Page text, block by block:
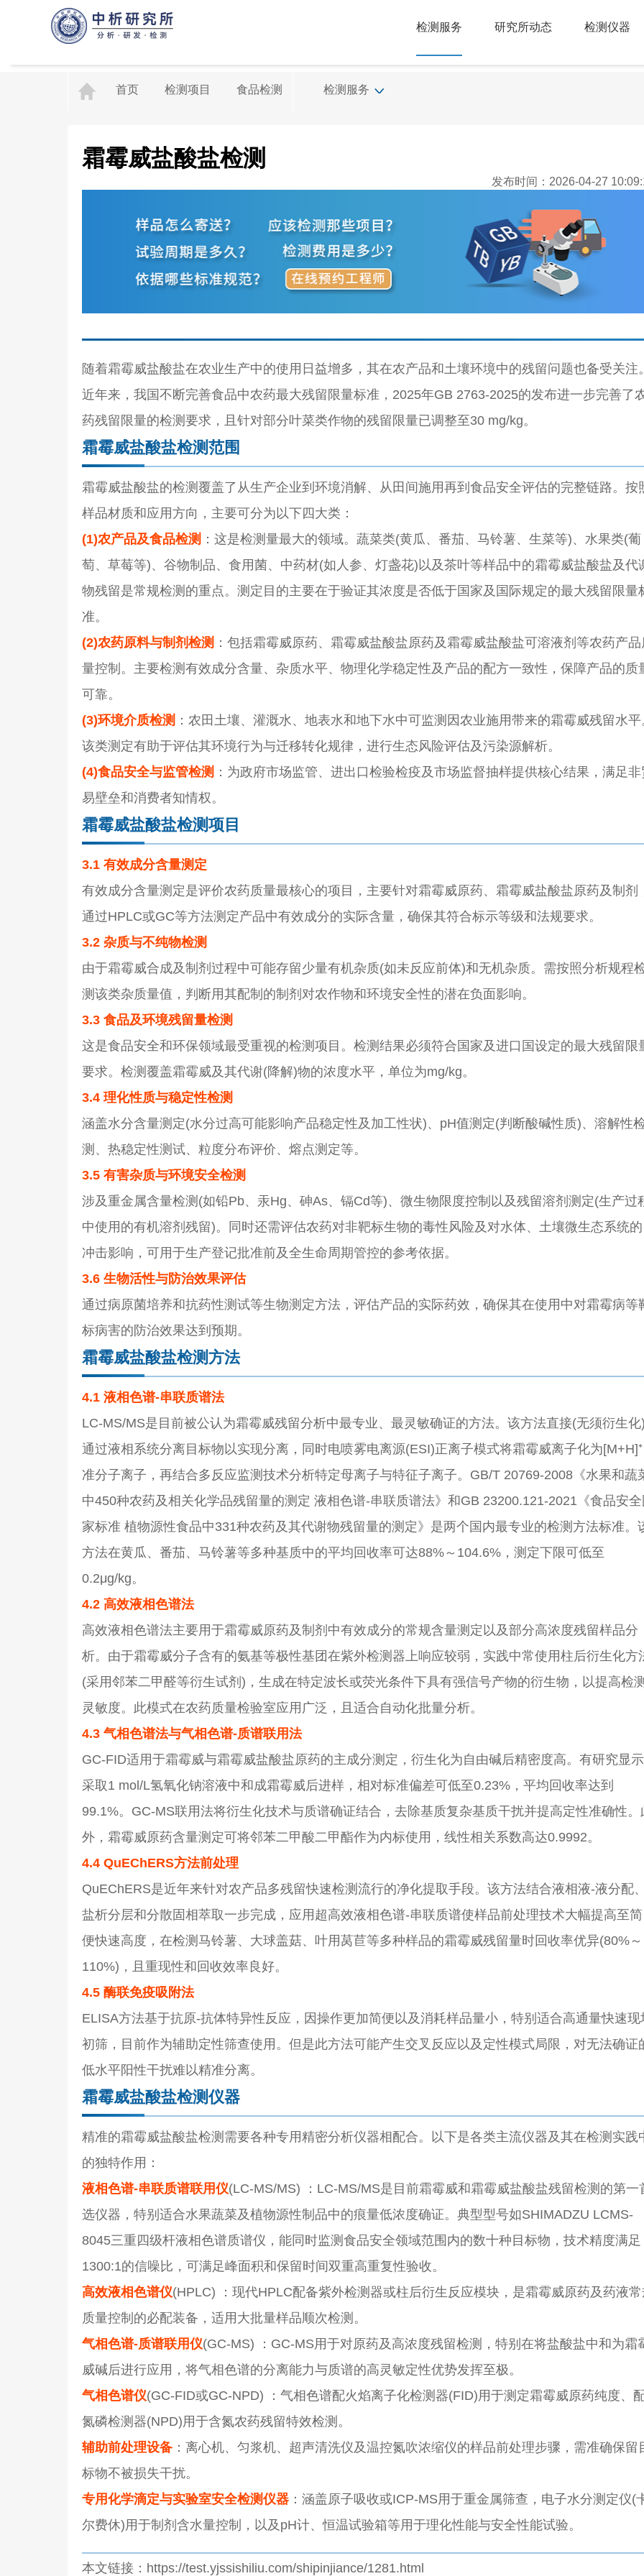
检测服务 研究所动态 检测仪器
首页 检测项目 食品检测 检测服务
霜霉威盐酸盐检测
发布时间：2026-04-27
随着霜霉威盐酸盐在农业生产中的使用日益增多，其在农产品和土壤环境中的残留问题也备受关注。
近年来，我国不断完善食品中农药最大残留限量标准，2025年GB 2763-2025的发布进一步完善了
药残留限量的检测要求，且针对部分叶菜类作物的残留限量已调整至30 mg/kg。
霜霉威盐酸盐检测范围
霜霉威盐酸盐的检测覆盖了从生产企业到环境消解、从田间施用再到食品安全评估的完整链路。按
样品材质和应用方向，主要可分为以下四大类：
(1)农产品及食品检测 ：这是检测量最大的领域。蔬菜类(黄瓜、番茄、马铃薯、生菜等)、水果类(葡
萄、草莓等)、谷物制品、食用菌、中药材(如人参、灯盏花)以及茶叶等样品中的霜霉威盐酸盐及代
物残留是常规检测的重点。测定目的主要在于验证其浓度是否低于国家及国际规定的最大残留限量
准。
(2)农药原料与制剂检测 ：包括霜霉威原药、霜霉威盐酸盐原药及霜霉威盐酸盐可溶液剂等农药产品
量控制。主要检测有效成分含量、杂质水平、物理化学稳定性及产品的配方一致性，保障产品的质
可靠。
(3)环境介质检测 ：农田土壤、灌溉水、地表水和地下水中可监测因农业施用带来的霜霉威残留水平
该类测定有助于评估其环境行为与迁移转化规律，进行生态风险评估及污染源解析。
(4)食品安全与监管检测 ：为政府市场监管、进出口检验检疫及市场监督抽样提供核心结果，满足非
易壁垒和消费者知情权。
霜霉威盐酸盐检测项目
3.1 有效成分含量测定
有效成分含量测定是评价农药质量最核心的项目，主要针对霜霉威原药、霜霉威盐酸盐原药及制剂
通过HPLC或GC等方法测定产品中有效成分的实际含量，确保其符合标示等级和法规要求。
3.2 杂质与不纯物检测
由于霜霉威合成及制剂过程中可能存留少量有机杂质(如未反应前体)和无机杂质。需按照分析规程
测该类杂质量值，判断用其配制的制剂对农作物和环境安全性的潜在负面影响。
3.3 食品及环境残留量检测
这是食品安全和环保领域最受重视的检测项目。检测结果必须符合国家及进口国设定的最大残留限
要求。检测覆盖霜霉威及其代谢(降解)物的浓度水平，单位为mg/kg。
3.4 理化性质与稳定性检测
涵盖水分含量测定(水分过高可能影响产品稳定性及加工性状)、pH值测定(判断酸碱性质)、溶解性
测、热稳定性测试、粒度分布评价、熔点测定等。
3.5 有害杂质与环境安全检测
涉及重金属含量检测(如铅Pb、汞Hg、砷As、镉Cd等)、微生物限度控制以及残留溶剂测定(生产过
中使用的有机溶剂残留)。同时还需评估农药对非靶标生物的毒性风险及对水体、土壤微生态系统的
冲击影响，可用于生产登记批准前及全生命周期管控的参考依据。
3.6 生物活性与防治效果评估
通过病原菌培养和抗药性测试等生物测定方法，评估产品的实际药效，确保其在使用中对霜霉病等
标病害的防治效果达到预期。
霜霉威盐酸盐检测方法
4.1 液相色谱-串联质谱法
LC-MS/MS是目前被公认为霜霉威残留分析中最专业、最灵敏确证的方法。该方法直接(无须衍生化)
通过液相系统分离目标物以实现分离，同时电喷雾电离源(ESI)正离子模式将霜霉威离子化为[M+H]⁺
准分子离子，再结合多反应监测技术分析特定母离子与特征子离子。GB/T 20769-2008《水果和蔬
中450种农药及相关化学品残留量的测定 液相色谱-串联质谱法》和GB 23200.121-2021《食品安全
家标准 植物源性食品中331种农药及其代谢物残留量的测定》是两个国内最专业的检测方法标准。
方法在黄瓜、番茄、马铃薯等多种基质中的平均回收率可达88%～104.6%，测定下限可低至
0.2μg/kg。
4.2 高效液相色谱法
高效液相色谱法主要用于霜霉威原药及制剂中有效成分的常规含量测定以及部分高浓度残留样品分
析。由于霜霉威分子含有的氨基等极性基团在紫外检测器上响应较弱，实践中常使用柱后衍生化方
(采用邻苯二甲醛等衍生试剂)，生成在特定波长或荧光条件下具有强信号产物的衍生物，以提高检测
灵敏度。此模式在农药质量检验室应用广泛，且适合自动化批量分析。
4.3 气相色谱法与气相色谱-质谱联用法
GC-FID适用于霜霉威与霜霉威盐酸盐原药的主成分测定，衍生化为自由碱后精密度高。有研究显示
采取1 mol/L氢氧化钠溶液中和成霜霉威后进样，相对标准偏差可低至0.23%，平均回收率达到
99.1%。GC-MS联用法将衍生化技术与质谱确证结合，去除基质复杂基质干扰并提高定性准确性。
外，霜霉威原药含量测定可将邻苯二甲酸二甲酯作为内标使用，线性相关系数高达0.9992。
4.4 QuEChERS方法前处理
QuEChERS是近年来针对农产品多残留快速检测流行的净化提取手段。该方法结合液相液-液分配、
盐析分层和分散固相萃取一步完成，应用超高效液相色谱-串联质谱使样品前处理技术大幅提高至简
便快速高度，在检测马铃薯、大球盖菇、叶用莴苣等多种样品的霜霉威残留量时回收率优异(80%～
110%)，且重现性和回收效率良好。
4.5 酶联免疫吸附法
ELISA方法基于抗原-抗体特异性反应，因操作更加简便以及消耗样品量小，特别适合高通量快速现
初筛，目前作为辅助定性筛查使用。但是此方法可能产生交叉反应以及定性模式局限，对无法确证
低水平阳性干扰难以精准分离。
霜霉威盐酸盐检测仪器
精准的霜霉威盐酸盐检测需要各种专用精密分析仪器相配合。以下是各类主流仪器及其在检测实践
的独特作用：
液相色谱-串联质谱联用仪(LC-MS/MS) ：LC-MS/MS是目前霜霉威和霜霉威盐酸盐残留检测的第一
选仪器，特别适合水果蔬菜及植物源性制品中的痕量低浓度确证。典型型号如SHIMADZU LCMS-
8045三重四级杆液相色谱质谱仪，能同时监测食品安全领域范围内的数十种目标物，技术精度满足
1300:1的信噪比，可满足峰面积和保留时间双重高重复性验收。
高效液相色谱仪(HPLC) ：现代HPLC配备紫外检测器或柱后衍生反应模块，是霜霉威原药及药液
质量控制的必配装备，适用大批量样品顺次检测。
气相色谱-质谱联用仪(GC-MS) ：GC-MS用于对原药及高浓度残留检测，特别在将盐酸盐中和为霜
威碱后进行应用，将气相色谱的分离能力与质谱的高灵敏定性优势发挥至极。
气相色谱仪(GC-FID或GC-NPD) ：气相色谱配火焰离子化检测器(FID)用于测定霜霉威原药纯度、
氮磷检测器(NPD)用于含氮农药残留特效检测。
辅助前处理设备 ：离心机、匀浆机、超声清洗仪及温控氮吹浓缩仪的样品前处理步骤，需准确保留
标物不被损失干扰。
专用化学滴定与实验室安全检测仪器 ：涵盖原子吸收或ICP-MS用于重金属筛查，电子水分测定仪(
尔费休)用于制剂含水量控制，以及pH计、恒温试验箱等用于理化性能与安全性能试验。
本文链接：https://test.yjssishiliu.com/shipinjiance/1281.html